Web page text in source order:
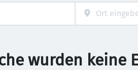
wurden keine